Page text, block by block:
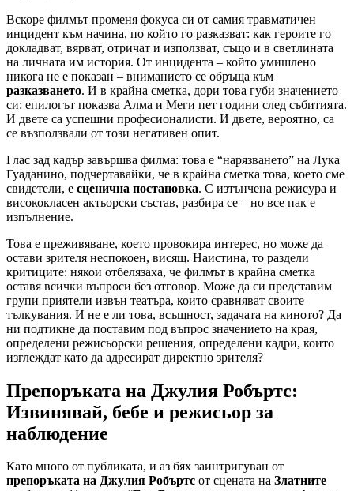
Вскоре филмът променя фокуса си от самия травматичен
инцидент към начина, по който го разказват: как героите го
докладват, вярват, отричат и използват, също и в светлината
на личната им история. От инцидента – който умишлено
никога не е показан – вниманието се обръща към
разказването. И в крайна сметка, дори това губи значението
си: епилогът показва Алма и Меги пет години след събитията.
И двете са успешни професионалисти. И двете, вероятно, са
се възползвали от този негативен опит.
Глас зад кадър завършва филма: това е “нарязването” на Лука
Гуаданино, подчертавайки, че в крайна сметка това, което сме
свидетели, е сценична постановка. С изтънчена режисура и
висококласен актьорски състав, разбира се – но все пак е
изпълнение.
Това е преживяване, което провокира интерес, но може да
остави зрителя неспокоен, висящ. Наистина, то раздели
критиците: някои отбелязаха, че филмът в крайна сметка
оставя всички въпроси без отговор. Може да си представим
групи приятели извън театъра, които сравняват своите
тълкувания. И не е ли това, всъщност, задачата на киното? Да
ни подтикне да поставим под въпрос значението на края,
определени режисьорски решения, определени кадри, които
изглеждат като да адресират директно зрителя?
Препоръката на Джулия Робъртс:
Извинявай, бебе и режисьор за
наблюдение
Като много от публиката, и аз бях заинтригуван от
препоръката на Джулия Робъртс от сцената на Златните